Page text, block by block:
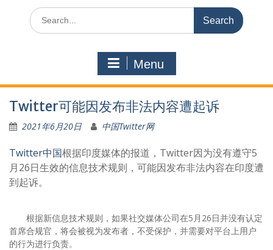
Search
for:
Menu
Twitter可能因发布非法内容遭起诉
2021年6月20日 中国Twitter网
Twitter中国根据印度媒体的报道，Twitter因为没有遵守5
月26日生效的信息技术规则，可能因发布非法内容在印度遭
到起诉。
根据新信息技术规则，如果社交媒体公司在5月26日并没有认定
首席合规官，将会被视为发布者，不受保护，并需要对平台上用户
的行为进行负责。